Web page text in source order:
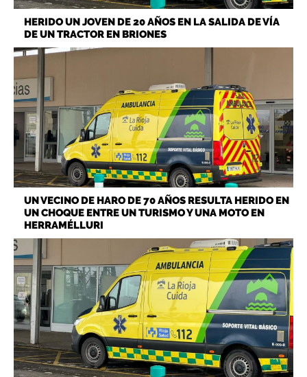
HERIDO UN JOVEN DE 20 AÑOS EN LA SALIDA DE VÍA
DE UN TRACTOR EN BRIONES
UN VECINO DE HARO DE 70 AÑOS RESULTA HERIDO EN
UN CHOQUE ENTRE UN TURISMO Y UNA MOTO EN
HERRAMÉLLURI